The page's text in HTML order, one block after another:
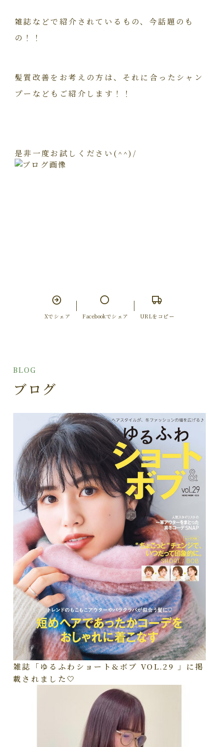
雑誌などで紹介されているもの、今話題のも
の！！
髪質改善をお考えの方は、それに合ったシャン
プーなどもご紹介します！！
是非一度お試しください(^^)/
Xでシェア Facebookでシェア URLをコピー
BLOG
ブログ
雑誌「ゆるふわショート&ボブ VOL.29 」に掲
載されました🤍